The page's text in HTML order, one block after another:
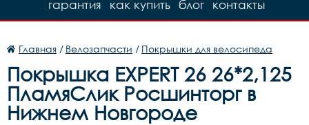
контакты
блог
как купить
гарантия
Главная / Велозапчасти / Покрышки для велосипеда
Покрышка EXPERT 26 26*2,125
ПламяСлик Росшинторг в
Нижнем Новгороде